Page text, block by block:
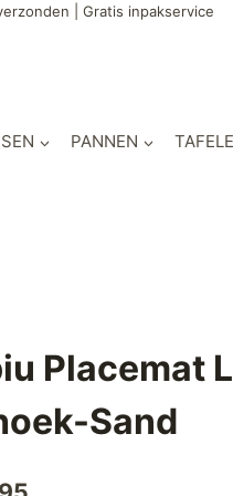
| Gratis inpakservice
PANNEN
Placemat
Sand
Huidige